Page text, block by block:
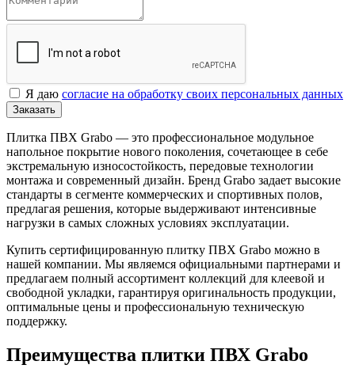
Я даю согласие на обработку своих персональных данных
Заказать
Плитка ПВХ Grabo — это профессиональное модульное
напольное покрытие нового поколения, сочетающее в себе
экстремальную износостойкость, передовые технологии
монтажа и современный дизайн. Бренд Grabo задает высокие
стандарты в сегменте коммерческих и спортивных полов,
предлагая решения, которые выдерживают интенсивные
нагрузки в самых сложных условиях эксплуатации.
Купить сертифицированную плитку ПВХ Grabo можно в
нашей компании. Мы являемся официальными партнерами и
предлагаем полный ассортимент коллекций для клеевой и
свободной укладки, гарантируя оригинальность продукции,
оптимальные цены и профессиональную техническую
поддержку.
Преимущества плитки ПВХ Grabo